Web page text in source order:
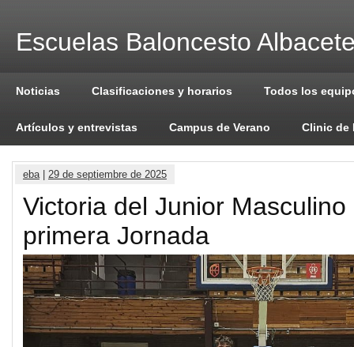
Escuelas Baloncesto
Noticias Clasificaciones y horarios Todos los
Artículos y entrevistas Campus de Verano Clinic de
eba| 29 de septiembre de 2025
Victoria del Junior Masculino
primera Jornada